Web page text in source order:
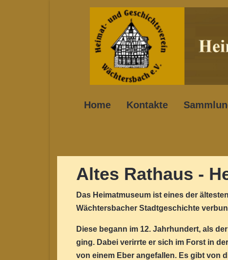
Home Kontakte
Altes Rathaus -
Das Heimatmuseum ist eines der
Wächtersbacher Stadtgeschichte
Diese begann im 12. Jahrhundert, als
ging. Dabei verirrte er sich im Forst in
von einem Eber angefallen. Es gibt von